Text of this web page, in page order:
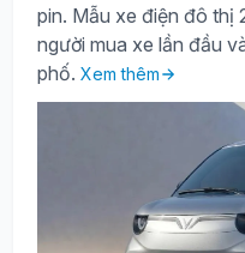
pin. Mẫu xe điện đô thị
người mua xe lần đầu
phố. Xem thêm